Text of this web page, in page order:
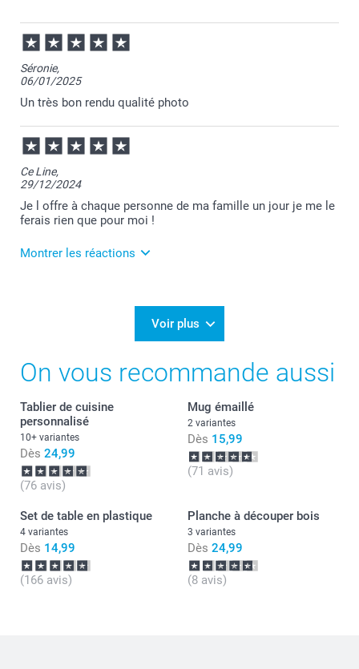
23/07/2025
14:22
Merci Audrey pour ce chouette commentaire!
Je suis ravie de savoir que votre produit vous
apporte satisfaction :-)
Revenez nous voir bientôt.
Bien à vous,
Julie@Smartphoto
Séronie,
06/01/2025
Un très bon rendu qualité photo
Ce Line,
29/12/2024
Je l offre à chaque personne de ma famille un jour je me le
ferais rien que pour moi !
Montrer les réactions
Merci Céline pour votre commande et oui pourquoi
Passez une belle journée.
Cordialement,
Voir plus
On vous recommande aussi
Tablier de cuisine
personnalisé
10+ variantes
Dès 24,99
(76 avis)
Mug émaillé
2 variantes
Dès 15,99
(71 avis)
Set de table en plastique
4 variantes
Dès 14,99
(166 avis)
Planche à découper bois
3 variantes
Dès 24,99
(8 avis)